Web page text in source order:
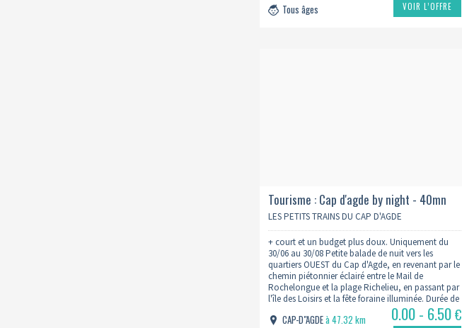
Tous âges
VOIR L’OFFRE
Tourisme : Cap d'agde by night - 40mn
LES PETITS TRAINS DU CAP D'AGDE
+ court et un budget plus doux. Uniquement du
30/06 au 30/08 Petite balade de nuit vers les
quartiers OUEST du Cap d'Agde, en revenant par le
chemin piétonnier éclairé entre le Mail de
Rochelongue et la plage Richelieu, en passant par
l'île des Loisirs et la fête foraine illuminée. Durée de
CAP-D"AGDEà 47.32 km
0.00 - 6.50€